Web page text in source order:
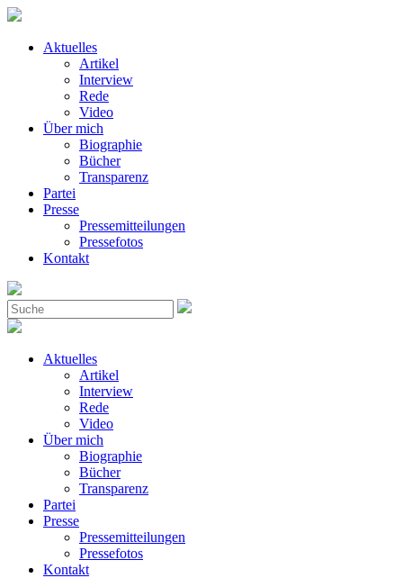
Aktuelles
Artikel
Interview
Rede
Video
Über mich
Biographie
Bücher
Transparenz
Partei
Presse
Pressemitteilungen
Pressefotos
Kontakt
Aktuelles
Artikel
Interview
Rede
Video
Über mich
Biographie
Bücher
Transparenz
Partei
Presse
Pressemitteilungen
Pressefotos
Kontakt